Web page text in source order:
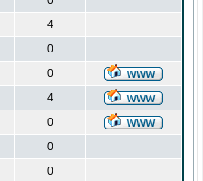
4
0
0
4
0
0
0